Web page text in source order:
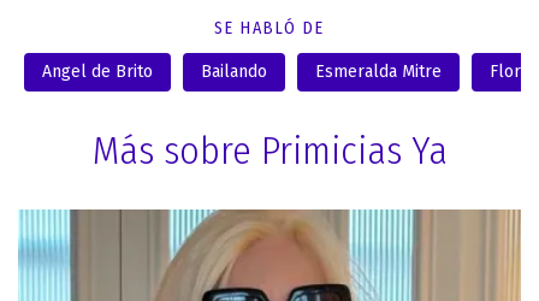
SE HABLÓ DE
Angel de Brito Bailando Esmeralda Mitre Flor
Más sobre Primicias Ya